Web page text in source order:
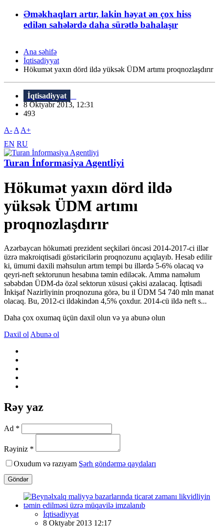
Əməkhaqları artır, lakin həyat ən çox hiss
edilən sahələrdə daha sürətlə bahalaşır
Ana səhifə
İqtisadiyyat
Hökumət yaxın dörd ildə yüksək ÜDM artımı proqnozlaşdırır
İqtisadiyyat
8 Oktyabr 2013, 12:31
493
A- A A+
EN RU
Turan İnformasiya Agentliyi
Hökumət yaxın dörd ildə
yüksək ÜDM artımı
proqnozlaşdırır
Azərbaycan hökuməti prezident seçkiləri öncəsi 2014-2017-ci illər
üzrə makroiqtisadi göstəricilərin proqnozunu açıqlayıb. Hesab edilir
ki, ümumi daxili məhsulun artım tempi bu illərdə 5-6% olacaq və
qeyri-neft sektorunun hesabına təmin ediləcək. Amma naməlum
səbəbdən ÜDM-də özəl sektorun xüsusi çəkisi azalacaq. İqtisadi
İnkişaf Nazirliyinin proqnozuna görə, bu il ÜDM 54 740 mln manat
olacaq. Bu, 2012-ci ildəkindən 4,5% çoxdur. 2014-cü ildə neft s...
Daha çox oxumaq üçün daxil olun və ya abunə olun
Daxil ol Abunə ol
Rəy yaz
Ad *
Rəyiniz *
Oxudum və razıyam Şərh göndərmə qaydaları
Göndər
İqtisadiyyat
8 Oktyabr 2013 12:17